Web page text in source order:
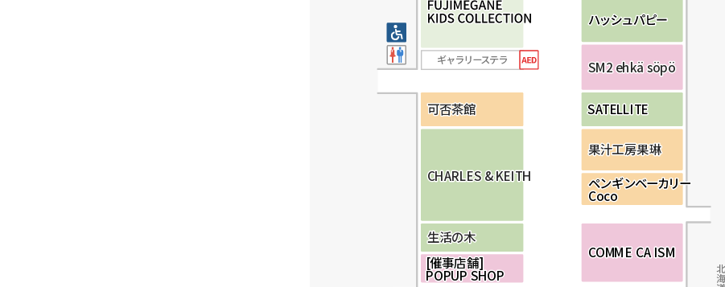
COMMECAISM
COMMECAISM
ペンギンベーカリー
Coco
ペンギンベーカリー
Coco
果汁工房果琳
果汁工房果琳
果汁工房果琳
SATELLITE
SATELLITE
SM2ehkäsöpö
SM2ehkäsöpö
SM2ehkäsöpö
[催事店舗]
POPUPSHOP
[催事店舗]
POPUPSHOP
生活の木
生活の木
生活の木
CHARLES &KEITH
CHARLES &KEITH
CHARLES &KEITH
可否茶館
可否茶館
可否茶館